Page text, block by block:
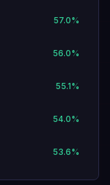
57.0%
56.0%
55.1%
54.0%
53.6%